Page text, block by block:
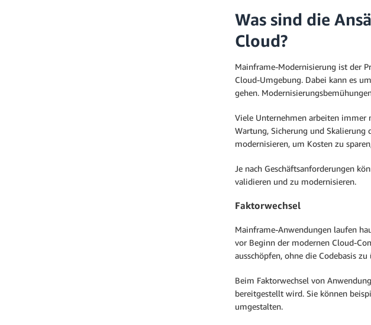
Was sind die
Cloud?
Mainframe-Modernisierung ist der
Cloud-Umgebung. Dabei kann es
gehen.
Viele Unternehmen arbeiten immer
Wartung, Sicherung und
modernisieren, um Kosten zu
Je nach Geschäftsanforderungen
validieren und zu modernisieren.
Faktorwechsel
Mainframe-Anwendungen laufen
vor Beginn der modernen Cloud-
ausschöpfen, ohne die Codebasis zu
Beim Faktorwechsel von
bereitgestellt wird. Sie können
umgestalten.